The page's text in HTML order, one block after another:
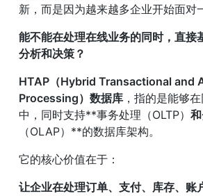
新，而是因为越来越多企业开始面对
能不能在处理在线业务的同时，直接
分析和决策？
HTAP（Hybrid Transactional and
Processing）数据库 ，指的是能够
中，同时支持**事务处理（OLTP） 和
（OLAP）**的数据库架构。
它的核心价值在于：
让企业在处理订单、支付、库存、账